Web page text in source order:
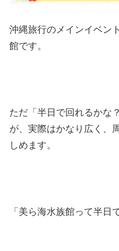
沖縄旅行のメインイベン
館です。
ただ「半日で回れるかな
が、実際はかなり広く、
しめます。
「美ら海水族館って半日